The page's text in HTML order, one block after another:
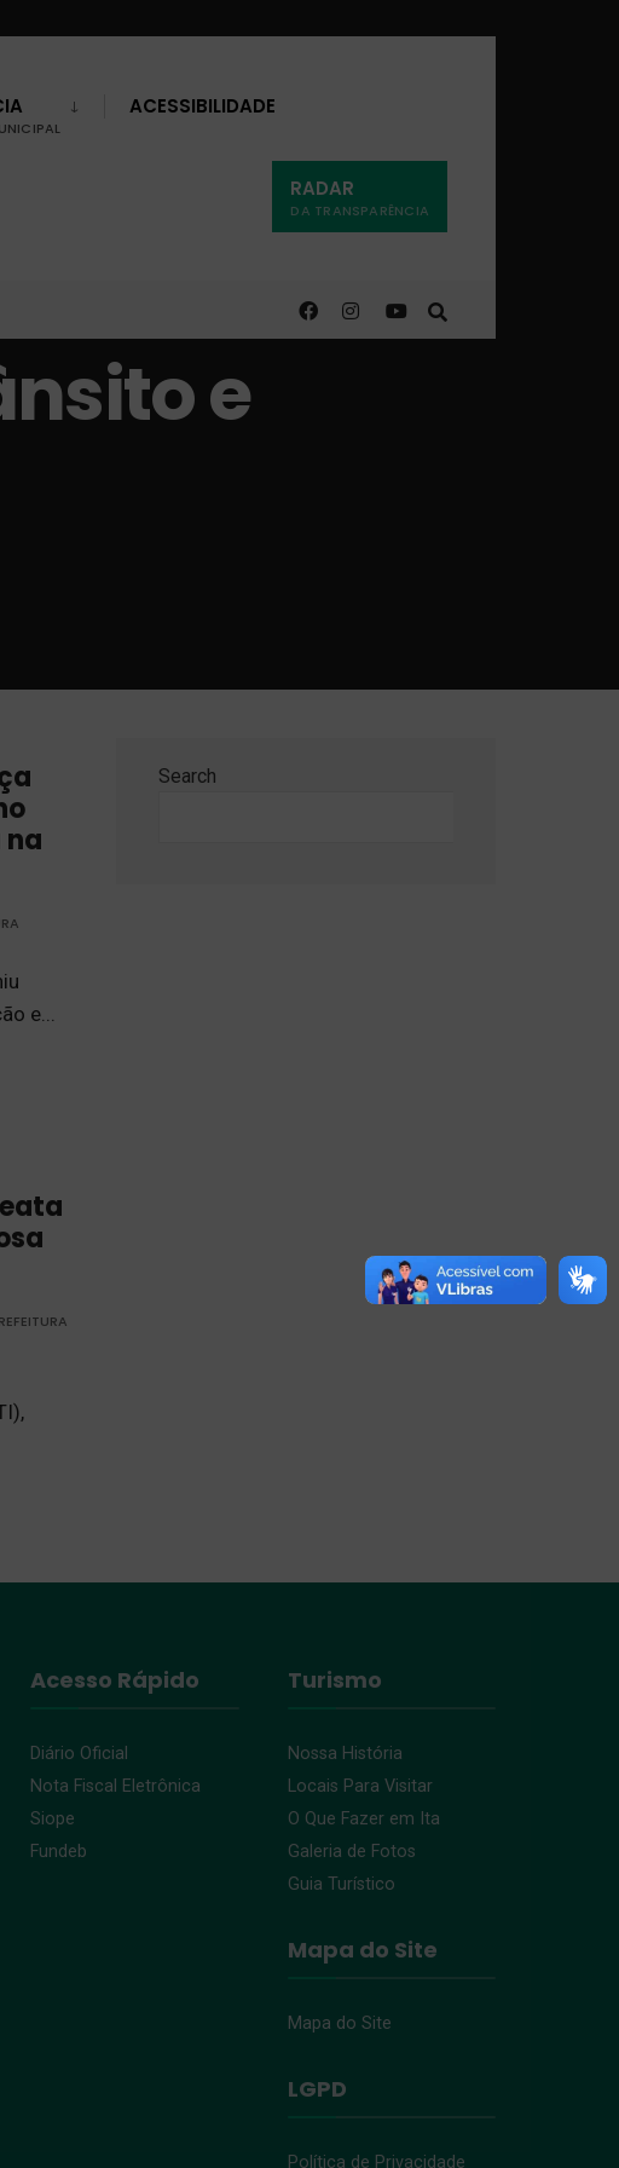
ACESSIBILIDADE
RADAR
DA TRANSPARÊNCIA
e
e...
Search
Acesso Rápido
Diário Oficial
Nota Fiscal Eletrônica
Siope
Fundeb
Turismo
Nossa História
Locais Para Visitar
O Que Fazer em Ita
Galeria de Fotos
Guia Turístico
Mapa do Site
Mapa do Site
LGPD
Política de Privacidade